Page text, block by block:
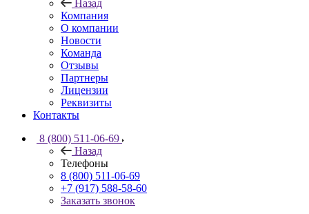
Назад
Компания
О компании
Новости
Команда
Отзывы
Партнеры
Лицензии
Реквизиты
Контакты
8 (800) 511-06-69
Назад
Телефоны
8 (800) 511-06-69
+7 (917) 588-58-60
Заказать звонок